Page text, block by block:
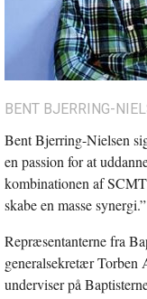
BENT BJERRING-
Bent Bjerring-Nielsen
en passion for at
kombinationen af
skabe en masse synergi.”
Repræsentanterne fra
generalsekretær Torben
underviser på